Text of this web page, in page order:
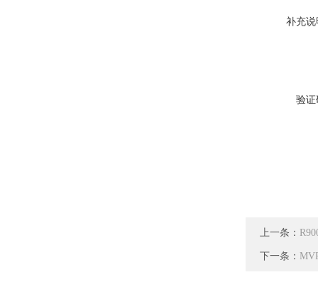
补充
验
上一条：
下一条：